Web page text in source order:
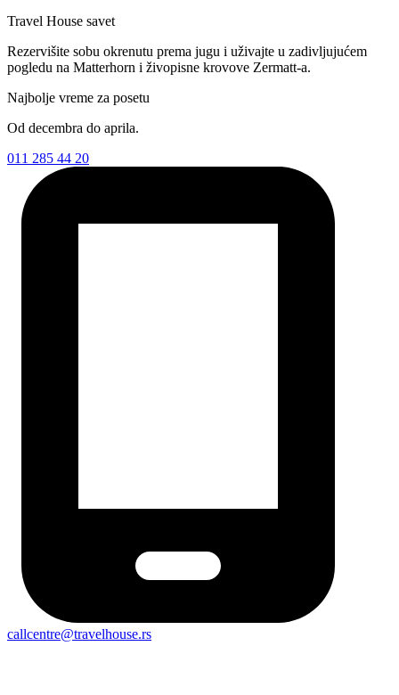
Travel House savet
Rezervišite sobu okrenutu prema jugu i uživajte u zadivljujućem
pogledu na Matterhorn i živopisne krovove Zermatt-a.
Najbolje vreme za posetu
Od decembra do aprila.
011 285 44 20
callcentre@travelhouse.rs